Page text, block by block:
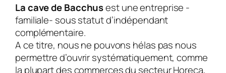
La cave de Bacchusest une entreprise -
familiale- sous statut d’indépendant
complémentaire.
A ce titre, nous ne pouvons hélas pas nous
permettre d’ouvrir systématiquement, comme
la plupart des commerces du secteur Horeca,